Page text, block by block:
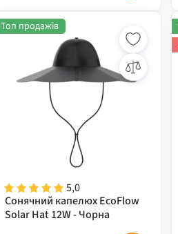
5,0
Сонячний капелюх EcoFlow
Solar Hat 12W - Чорна
Топ продажів